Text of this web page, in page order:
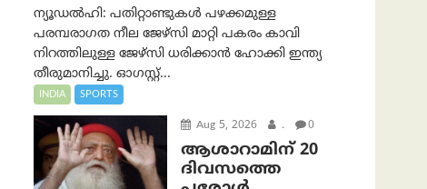
ന്യൂഡൽഹി: പതിറ്റാണ്ടുകൾ പഴക്കമുള്ള
പരമ്പരാഗത നീല ജേഴ്‌സി മാറ്റി പകരം കാവി
നിറത്തിലുള്ള ജേഴ്‌സി ധരിക്കാൻ ഹോക്കി ഇന്ത്യ
തീരുമാനിച്ചു. ഓഗസ്റ്റ്...
INDIA SPORTS
Aug 5, 2026 . 0
ആശാറാമിന് 20
ദിവസത്തെ